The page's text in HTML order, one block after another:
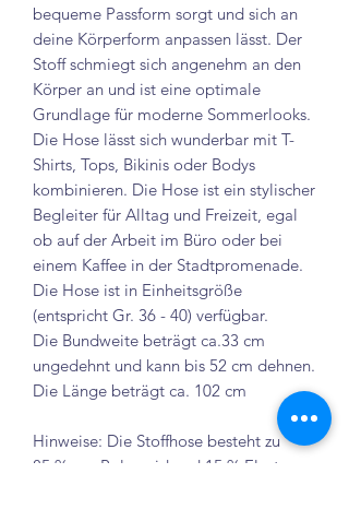
bequeme Passform sorgt und sich an
deine Körperform anpassen lässt. Der
Stoff schmiegt sich angenehm an den
Körper an und ist eine optimale
Grundlage für moderne Sommerlooks.
Die Hose lässt sich wunderbar mit T-
Shirts, Tops, Bikinis oder Bodys
kombinieren. Die Hose ist ein stylischer
Begleiter für Alltag und Freizeit, egal
ob auf der Arbeit im Büro oder bei
einem Kaffee in der Stadtpromenade.
Die Hose ist in Einheitsgröße
(entspricht Gr. 36 - 40) verfügbar.
Die Bundweite beträgt ca.33 cm
ungedehnt und kann bis 52 cm dehnen.
Die Länge beträgt ca. 102 cm
Hinweise: Die Stoffhose besteht zu
85 % aus Polyamid und 15 % Elastan.